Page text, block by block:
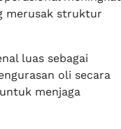
merusak struktur
luas sebagai
oli secara
menjaga